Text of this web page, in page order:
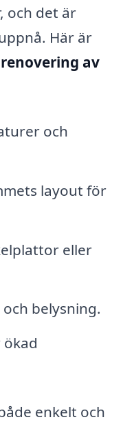
och det är
Här är
renovering av
och
layout för
eller
belysning.
enkelt och